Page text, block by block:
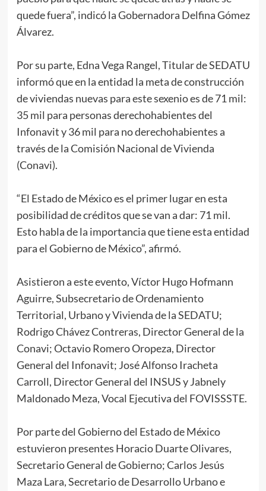
quede fuera”, indicó la Gobernadora Delfina Gómez
Álvarez.
Por su parte, Edna Vega Rangel, Titular de SEDATU
informó que en la entidad la meta de construcción
de viviendas nuevas para este sexenio es de 71 mil:
35 mil para personas derechohabientes del
Infonavit y 36 mil para no derechohabientes a
través de la Comisión Nacional de Vivienda
(Conavi).
“El Estado de México es el primer lugar en esta
posibilidad de créditos que se van a dar: 71 mil.
Esto habla de la importancia que tiene esta entidad
para el Gobierno de México”, afirmó.
Asistieron a este evento, Víctor Hugo Hofmann
Aguirre, Subsecretario de Ordenamiento
Territorial, Urbano y Vivienda de la SEDATU;
Rodrigo Chávez Contreras, Director General de la
Conavi; Octavio Romero Oropeza, Director
General del Infonavit; José Alfonso Iracheta
Carroll, Director General del INSUS y Jabnely
Maldonado Meza, Vocal Ejecutiva del FOVISSSTE.
Por parte del Gobierno del Estado de México
estuvieron presentes Horacio Duarte Olivares,
Secretario General de Gobierno; Carlos Jesús
Maza Lara, Secretario de Desarrollo Urbano e